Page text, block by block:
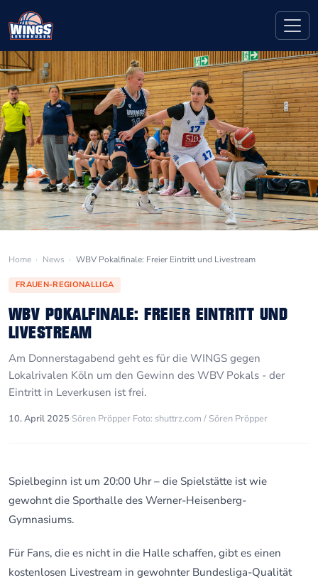
Home › News › WBV Pokalfinale: Freier Eintritt und Livestream
FRAUEN-REGIONALLIGA
WBV POKALFINALE: FREIER EINTRITT UND
LIVESTREAM
Am Donnerstagabend geht es für die WINGS gegen
Lokalrivalen Köln um den Gewinn des WBV Pokals - der
Eintritt in Leverkusen ist frei.
10. April 2025·Sören Pröpper·Foto: shuttrz.com / Sören Pröpper
Spielbeginn ist um 20:00 Uhr – die Spielstätte ist wie
gewohnt die Sporthalle des Werner-Heisenberg-
Gymnasiums.
Für Fans, die es nicht in die Halle schaffen, gibt es einen
kostenlosen Livestream in gewohnter Bundesliga-Qualität